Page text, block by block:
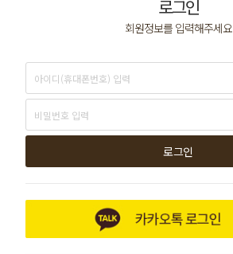
로그인
회원정보를 입력해주세요
로그인